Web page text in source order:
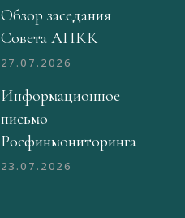
Обзор заседания
Совета АПКК
27.07.2026
Информационное
письмо
Росфинмониторинга
23.07.2026